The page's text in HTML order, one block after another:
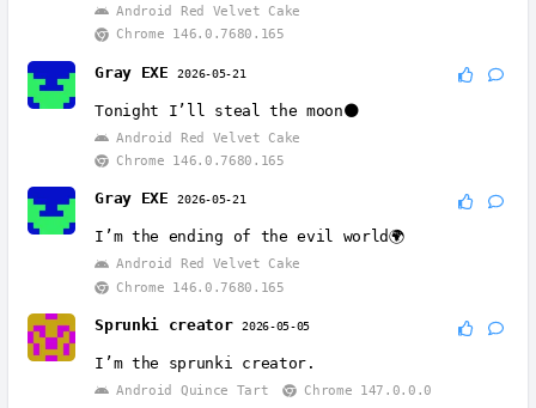
Android Red Velvet Cake
Chrome 146.0.7680.165
Gray EXE 2026-05-21
Tonight I’ll steal the moon🌑
Android Red Velvet Cake
Chrome 146.0.7680.165
Gray EXE 2026-05-21
I’m the ending of the evil world🌍
Android Red Velvet Cake
Chrome 146.0.7680.165
Sprunki creator 2026-05-05
I’m the sprunki creator.
Android Quince Tart Chrome 147.0.0.0